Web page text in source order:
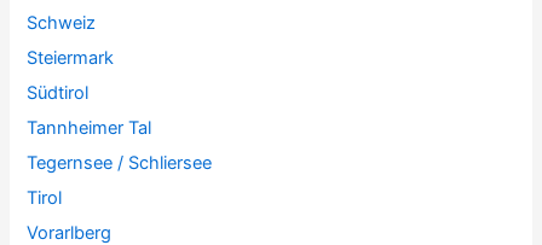
Schweiz
Steiermark
Südtirol
Tannheimer Tal
Tegernsee / Schliersee
Tirol
Vorarlberg